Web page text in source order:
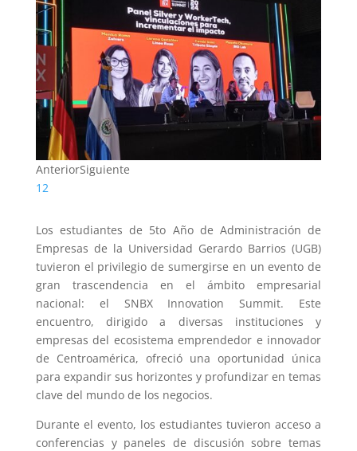
AnteriorSiguiente
12
Los estudiantes de 5to Año de Administración de
Empresas de la Universidad Gerardo Barrios (UGB)
tuvieron el privilegio de sumergirse en un evento de
gran trascendencia en el ámbito empresarial
nacional: el SNBX Innovation Summit. Este
encuentro, dirigido a diversas instituciones y
empresas del ecosistema emprendedor e innovador
de Centroamérica, ofreció una oportunidad única
para expandir sus horizontes y profundizar en temas
clave del mundo de los negocios.
Durante el evento, los estudiantes tuvieron acceso a
conferencias y paneles de discusión sobre temas